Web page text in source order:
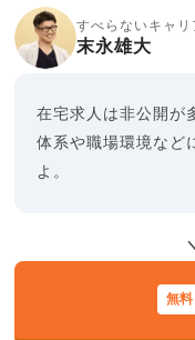
すべらないキャ
末永雄大
在宅求人は非公開が
体系や職場環境など
よ。